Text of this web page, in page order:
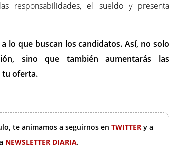
responsabilidades, el sueldo y presenta
lo que buscan los candidatos. Así, no solo
sino que también aumentarás las
tu oferta.
te animamos a seguirnos en TWITTER y a
NEWSLETTER DIARIA.